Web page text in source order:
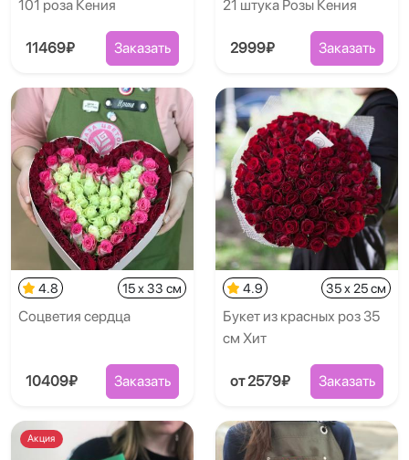
101 роза Кения
11469₽ Заказать
21 штука Розы Кения
2999₽ Заказать
4.8 15 x 33 см
Соцветия сердца
10409₽ Заказать
4.9 35 x 25 см
Букет из красных роз 35
см Хит
от 2579₽ Заказать
Акция